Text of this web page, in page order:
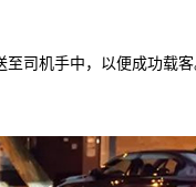
司机手中，以便成功载